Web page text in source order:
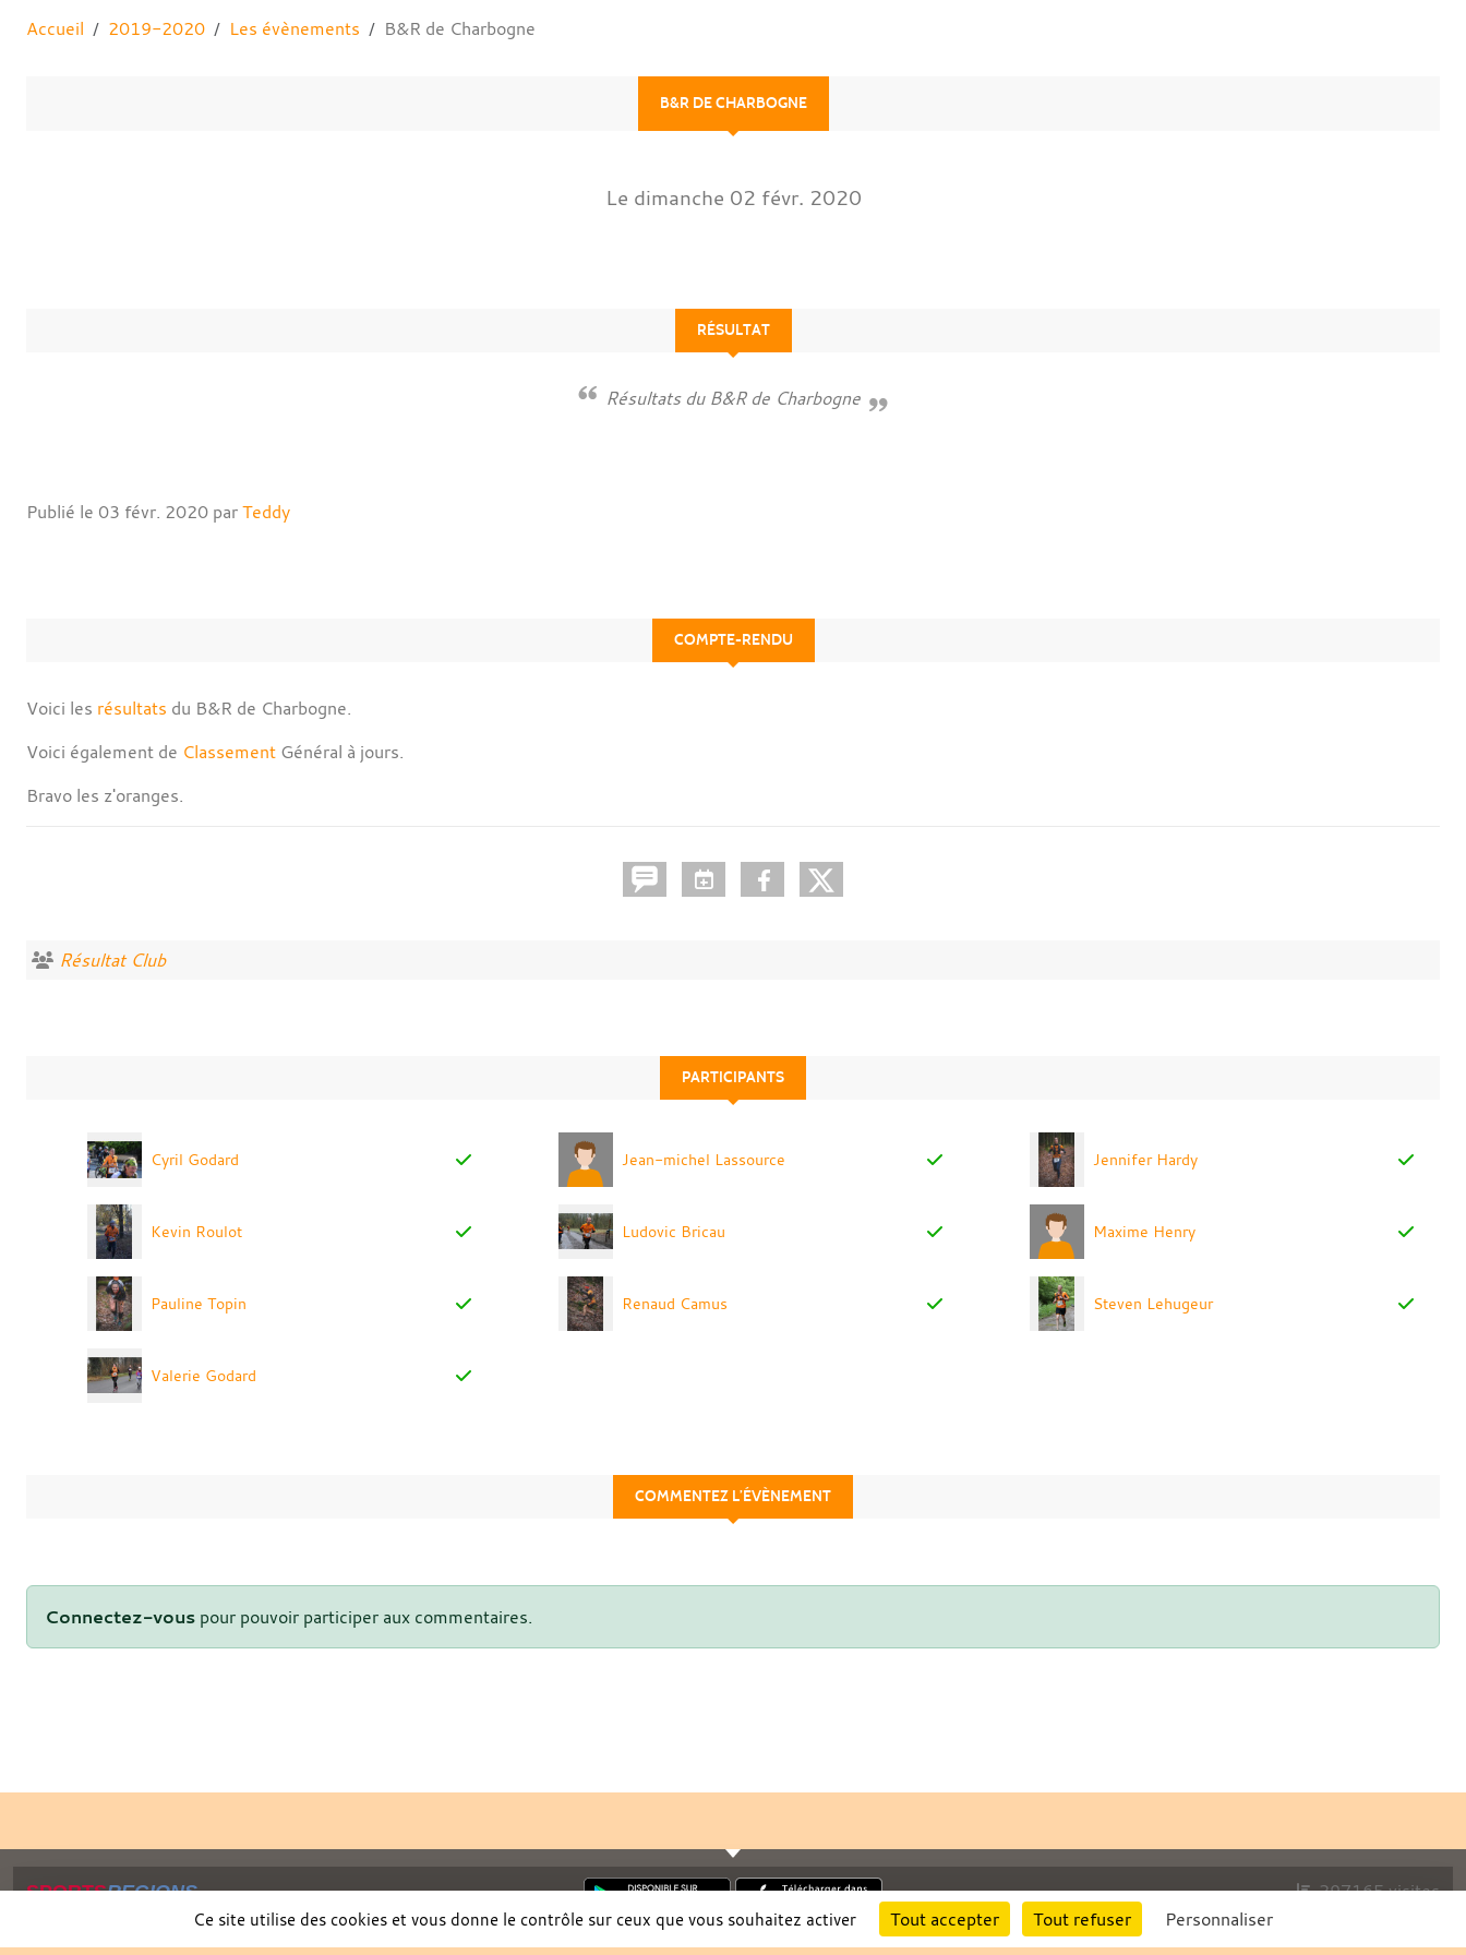
Accueil 2019-2020 Les évènements B&R de Charbogne
B&R DE CHARBOGNE
Le dimanche 02 févr. 2020
RÉSULTAT
Résultats du B&R de Charbogne
Publié le 03 févr. 2020 parTeddy
COMPTE-RENDU
Voici les résultats du B&R de Charbogne.
Voici également de Classement Général à jours.
Bravo les z'oranges.
Résultat Club
PARTICIPANTS
Cyril Godard Jean-michel Lassource Jennifer Hardy
Kevin Roulot Ludovic Bricau Maxime Henry
Pauline Topin Renaud Camus Steven Lehugeur
Valerie Godard
COMMENTEZ L’ÉVÈNEMENT
Connectez-vous pour pouvoir participer aux commentaires.
SPORTSREGIONS
Gestion des cookies
297165visites
Ce site utilise des cookies et vous donne le contrôle sur ceux que vous souhaitez activer Tout accepter Tout refuser Personnaliser